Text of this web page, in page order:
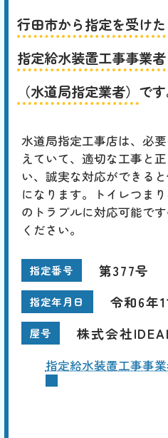
行田市から指定を受けた
指定給水装置工事事業者
（水道局指定業者） です
水道局指定工事店は、必
えていて、適切な工事と
い、誠実な対応ができる
になります。トイレつま
のトラブルに対応可能で
ください。
指定番号 第377号
指定年月日 令和6年
屋号 株式会社
指定給水装置工事事